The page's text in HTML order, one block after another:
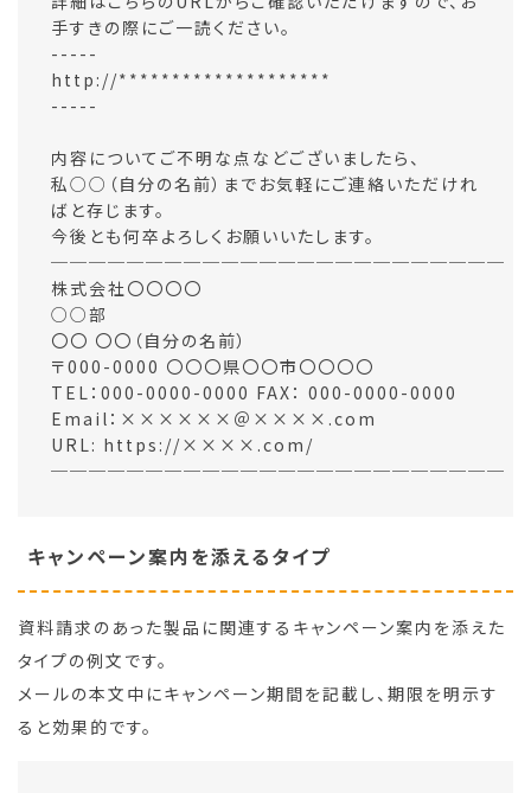
手すきの際にご一読ください。
-----
http://********************
-----
内容についてご不明な点などございましたら、
私○○（自分の名前）までお気軽にご連絡いただけれ
ばと存じます。
今後とも何卒よろしくお願いいたします。
────────────────────────
株式会社〇〇〇〇
○○部
〇〇 〇〇（自分の名前）
〒000-0000 〇〇〇県〇〇市〇〇〇〇
TEL：000-0000-0000 FAX： 000-0000-0000
Email：××××××＠××××.com
URL: https://××××.com/
────────────────────────
キャンペーン案内を添えるタイプ
資料請求のあった製品に関連するキャンペーン案内を添えた
タイプの例文です。
メールの本文中にキャンペーン期間を記載し、期限を明示す
ると効果的です。